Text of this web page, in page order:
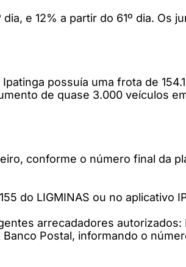
e 12% a partir do 61º dia. Os
possuía uma frota de
de quase 3.000 veículos
conforme o número final da
do LIGMINAS ou no aplicativo
arrecadadores autorizados:
Postal, informando o